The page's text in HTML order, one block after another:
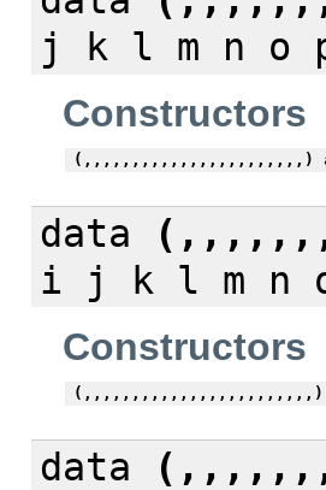
j k l m n o
Constructors
(,,,,,,,,,,,,,,,,,,,,,,,)
data
i j k l m n
Constructors
(,,,,,,,,,,,,,,,,,,,,,,,,)
data